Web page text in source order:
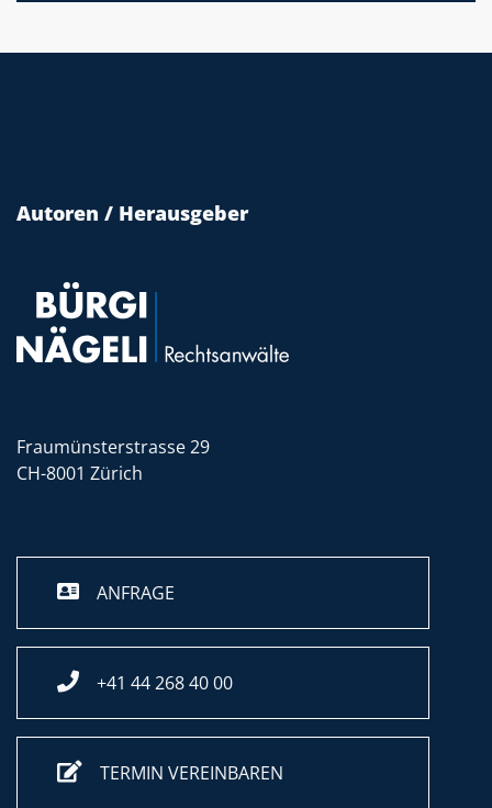
Autoren / Herausgeber
Fraumünsterstrasse 29
CH-8001 Zürich
ANFRAGE
+41 44 268 40 00
TERMIN VEREINBAREN